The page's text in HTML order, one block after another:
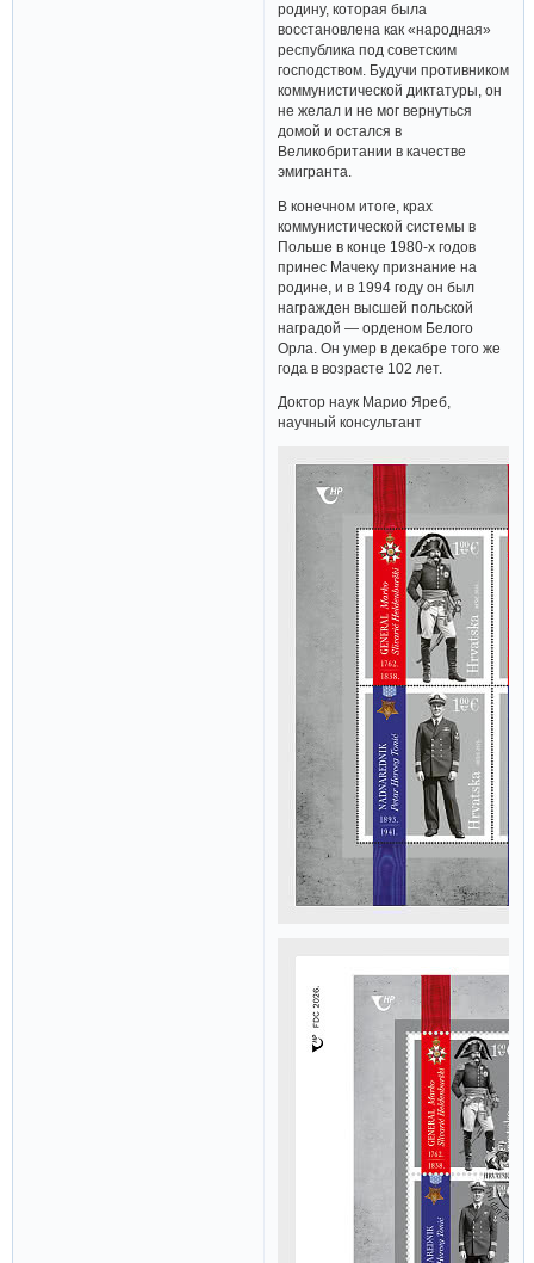
родину, которая была
восстановлена ​​как «народная»
республика под советским
господством. Будучи противником
коммунистической диктатуры, он
не желал и не мог вернуться
домой и остался в
Великобритании в качестве
эмигранта.
В конечном итоге, крах
коммунистической системы в
Польше в конце 1980-х годов
принес Мачеку признание на
родине, и в 1994 году он был
награжден высшей польской
наградой — орденом Белого
Орла. Он умер в декабре того же
года в возрасте 102 лет.
Доктор наук Марио Яреб,
научный консультант